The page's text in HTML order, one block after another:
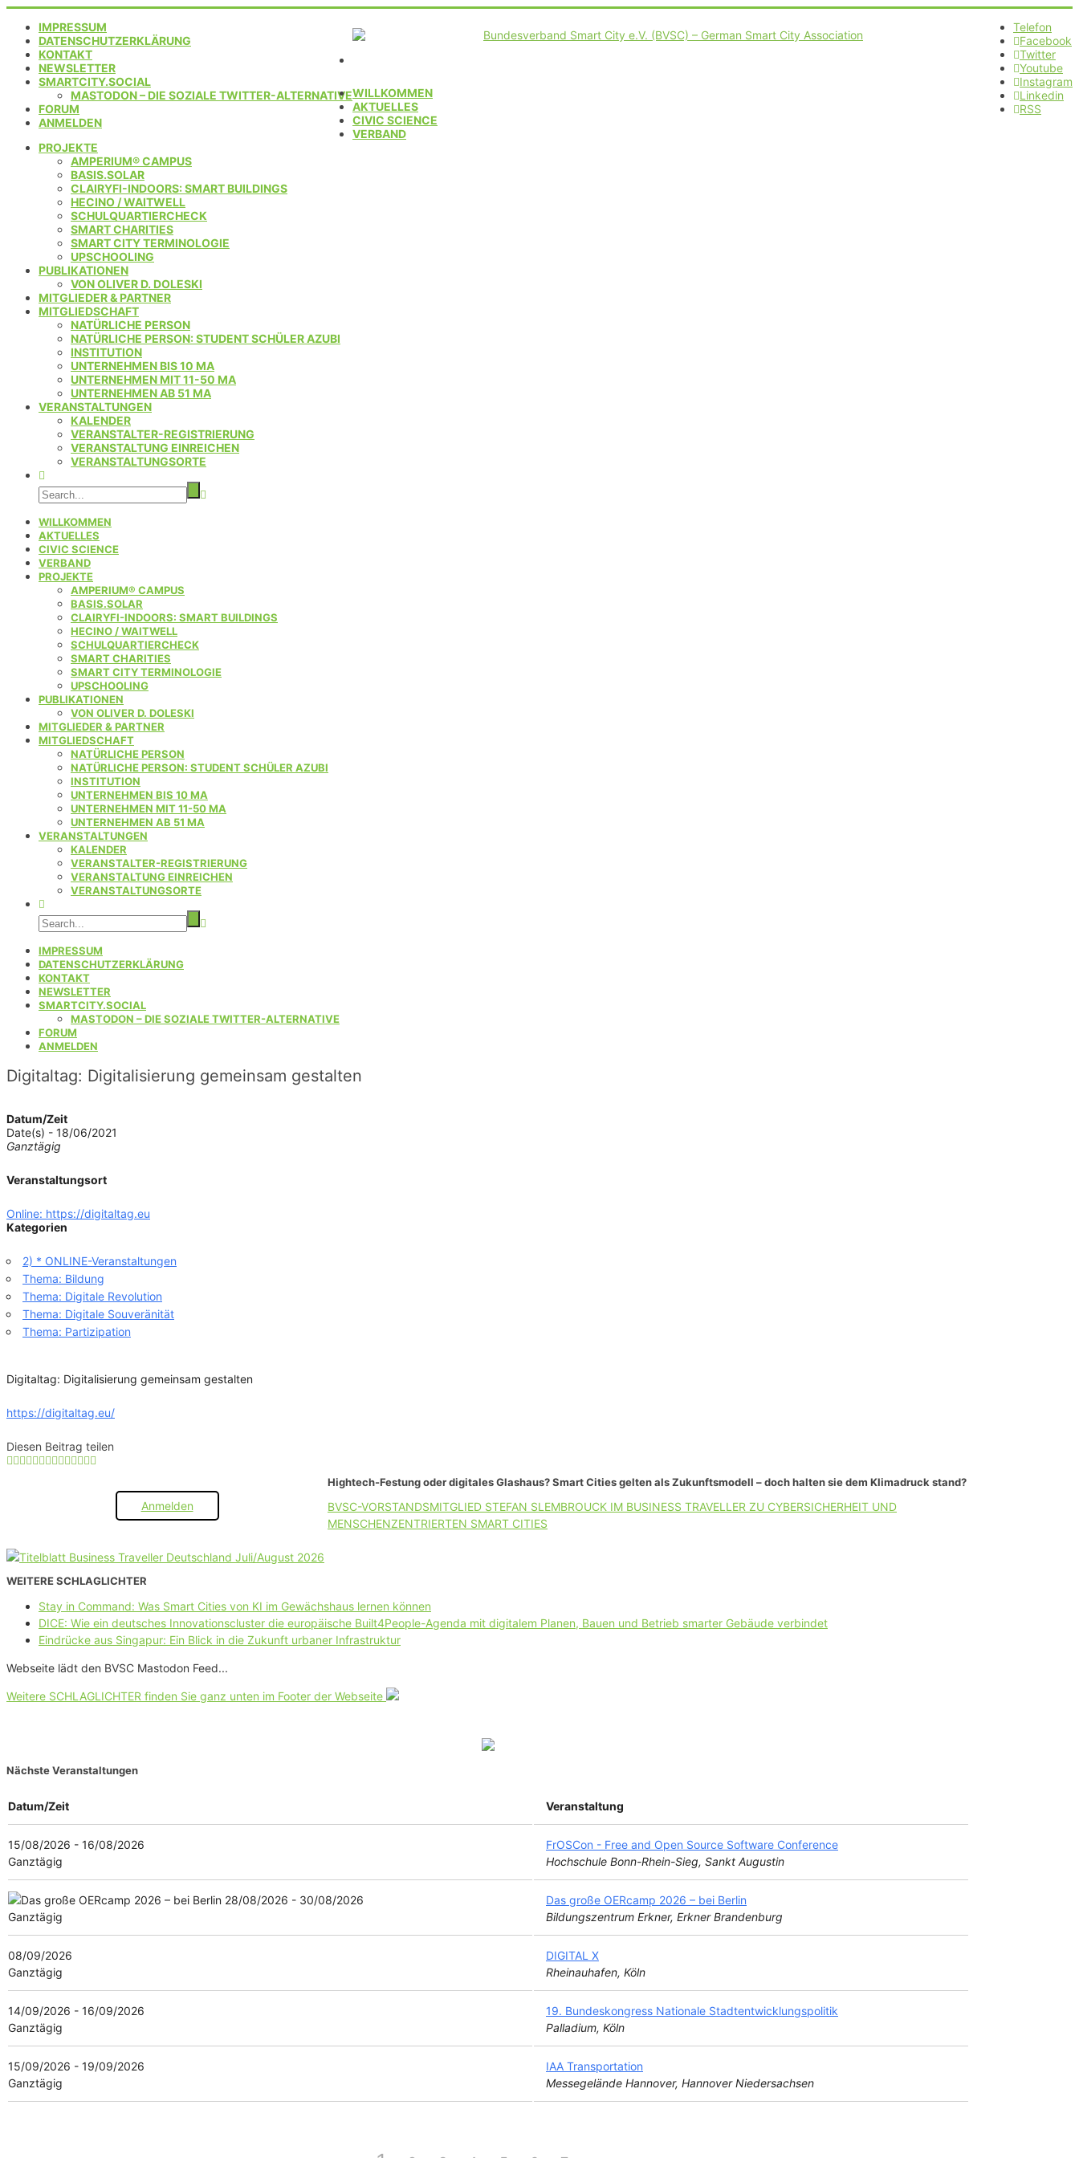
IMPRESSUM
DATENSCHUTZERKLÄRUNG
KONTAKT
NEWSLETTER
SMARTCITY.SOCIAL
MASTODON – DIE SOZIALE TWITTER-ALTERNATIVE
FORUM
ANMELDEN
Telefon
Facebook
Twitter
Youtube
Instagram
Linkedin
RSS
WILLKOMMEN
AKTUELLES
CIVIC SCIENCE
VERBAND
PROJEKTE
AMPERIUM® CAMPUS
BASIS.SOLAR
CLAIRYFI-INDOORS: SMART BUILDINGS
HECINO / WAITWELL
SCHULQUARTIERCHECK
SMART CHARITIES
SMART CITY TERMINOLOGIE
UPSCHOOLING
PUBLIKATIONEN
VON OLIVER D. DOLESKI
MITGLIEDER & PARTNER
MITGLIEDSCHAFT
NATÜRLICHE PERSON
NATÜRLICHE PERSON: STUDENT SCHÜLER AZUBI
INSTITUTION
UNTERNEHMEN BIS 10 MA
UNTERNEHMEN MIT 11-50 MA
UNTERNEHMEN AB 51 MA
VERANSTALTUNGEN
KALENDER
VERANSTALTER-REGISTRIERUNG
VERANSTALTUNG EINREICHEN
VERANSTALTUNGSORTE
WILLKOMMEN
AKTUELLES
CIVIC SCIENCE
VERBAND
PROJEKTE
AMPERIUM® CAMPUS
BASIS.SOLAR
CLAIRYFI-INDOORS: SMART BUILDINGS
HECINO / WAITWELL
SCHULQUARTIERCHECK
SMART CHARITIES
SMART CITY TERMINOLOGIE
UPSCHOOLING
PUBLIKATIONEN
VON OLIVER D. DOLESKI
MITGLIEDER & PARTNER
MITGLIEDSCHAFT
NATÜRLICHE PERSON
NATÜRLICHE PERSON: STUDENT SCHÜLER AZUBI
INSTITUTION
UNTERNEHMEN BIS 10 MA
UNTERNEHMEN MIT 11-50 MA
UNTERNEHMEN AB 51 MA
VERANSTALTUNGEN
KALENDER
VERANSTALTER-REGISTRIERUNG
VERANSTALTUNG EINREICHEN
VERANSTALTUNGSORTE
IMPRESSUM
DATENSCHUTZERKLÄRUNG
KONTAKT
NEWSLETTER
SMARTCITY.SOCIAL
MASTODON – DIE SOZIALE TWITTER-ALTERNATIVE
FORUM
ANMELDEN
Digitaltag: Digitalisierung gemeinsam gestalten
Datum/Zeit
Date(s) - 18/06/2021
Ganztägig
Veranstaltungsort
Online: https://digitaltag.eu
Kategorien
2) * ONLINE-Veranstaltungen
Thema: Bildung
Thema: Digitale Revolution
Thema: Digitale Souveränität
Thema: Partizipation
Digitaltag: Digitalisierung gemeinsam gestalten
https://digitaltag.eu/
Diesen Beitrag teilen
Anmelden
Hightech-Festung oder digitales Glashaus? Smart Cities gelten als Zukunftsmodell – doch halten sie dem Klimadruck stand?
BVSC-VORSTANDSMITGLIED STEFAN SLEMBROUCK IM BUSINESS TRAVELLER ZU CYBERSICHERHEIT UND
MENSCHENZENTRIERTEN SMART CITIES
WEITERE SCHLAGLICHTER
Stay in Command: Was Smart Cities von KI im Gewächshaus lernen können
DICE: Wie ein deutsches Innovationscluster die europäische Built4People-Agenda mit digitalem Planen, Bauen und Betrieb smarter Gebäude verbindet
Eindrücke aus Singapur: Ein Blick in die Zukunft urbaner Infrastruktur
Webseite lädt den BVSC Mastodon Feed...
Weitere SCHLAGLICHTER finden Sie ganz unten im Footer der Webseite
Nächste Veranstaltungen
Datum/Zeit Veranstaltung
15/08/2026 - 16/08/2026
Ganztägig
FrOSCon - Free and Open Source Software Conference
Hochschule Bonn-Rhein-Sieg, Sankt Augustin
28/08/2026 - 30/08/2026
Ganztägig
Das große OERcamp 2026 – bei Berlin
Bildungszentrum Erkner, Erkner Brandenburg
08/09/2026
Ganztägig
DIGITAL X
Rheinauhafen, Köln
14/09/2026 - 16/09/2026
Ganztägig
19. Bundeskongress Nationale Stadtentwicklungspolitik
Palladium, Köln
15/09/2026 - 19/09/2026
Ganztägig
IAA Transportation
Messegelände Hannover, Hannover Niedersachsen